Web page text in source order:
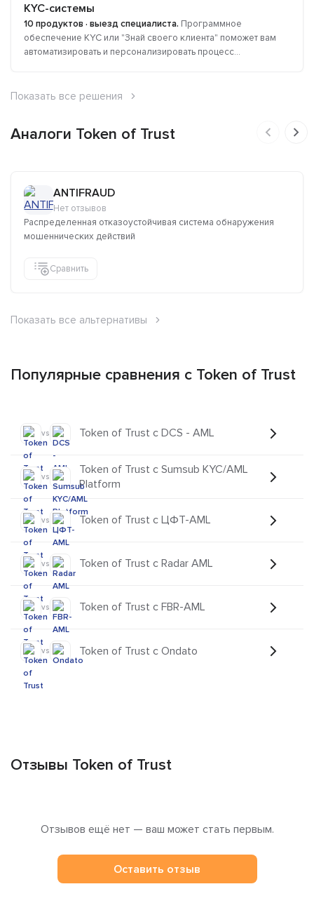
KYC-системы
10 продуктов · выезд специалиста. Программное
обеспечение KYC или "Знай своего клиента" поможет вам
автоматизировать и персонализировать процесс...
Показать все решения
Аналоги Token of Trust
ANTIFRAUD
Нет отзывов
Распределенная отказоустойчивая система обнаружения
мошеннических действий
Сравнить
Показать все альтернативы
Популярные сравнения с Token of Trust
vs Token of Trust с DCS - AML
vs
Token of Trust с Sumsub KYC/AML
Platform
vs Token of Trust с ЦФТ-AML
vs Token of Trust с Radar AML
vs Token of Trust с FBR-AML
vs Token of Trust с Ondato
Отзывы Token of Trust
Отзывов ещё нет — ваш может стать первым.
Оставить отзыв